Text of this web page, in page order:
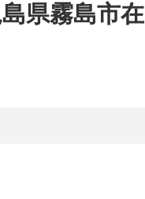
県霧島市在